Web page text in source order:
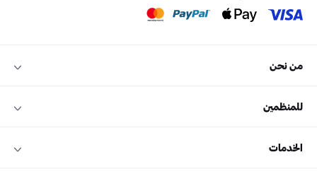
من نحن
للمنظمين
الخدمات